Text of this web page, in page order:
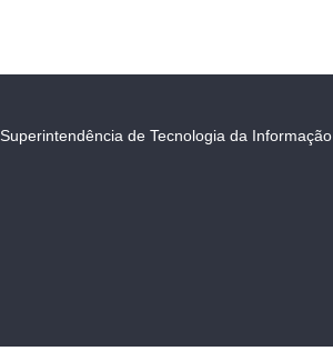
Superintendência de Tecnologia da Informação